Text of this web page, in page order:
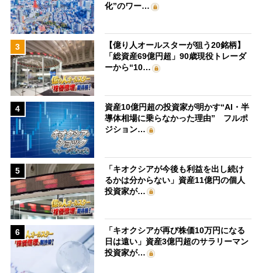
化”のワー…
3
【億り人オールスターが狙う20銘柄】
「総資産69億円超」90歳現役トレーダ
ーから“10…
4
資産10億円超の投資家が明かす“AI・半
導体相場に乗らなかった理由” フルポ
ジション…
5
「キオクシアが今後も利益を出し続け
るかは分からない」資産11億円の個人
投資家が…
6
「キオクシアが再び株価10万円になる
日は遠い」資産3億円超のサラリーマン
投資家が…